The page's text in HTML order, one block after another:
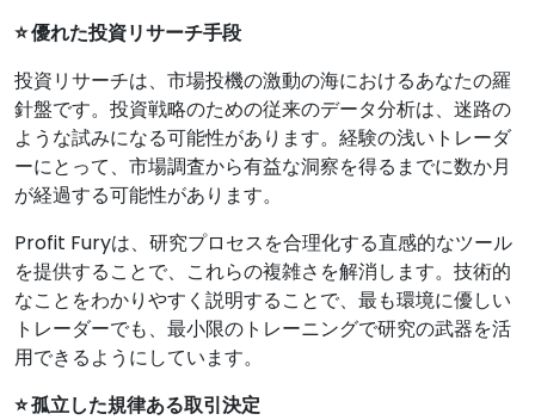
⭐ 優れた投資リサーチ手段
投資リサーチは、市場投機の激動の海におけるあなたの羅
針盤です。投資戦略のための従来のデータ分析は、迷路の
ような試みになる可能性があります。経験の浅いトレーダ
ーにとって、市場調査から有益な洞察を得るまでに数か月
が経過する可能性があります。
Profit Furyは、研究プロセスを合理化する直感的なツール
を提供することで、これらの複雑さを解消します。技術的
なことをわかりやすく説明することで、最も環境に優しい
トレーダーでも、最小限のトレーニングで研究の武器を活
用できるようにしています。
⭐ 孤立した規律ある取引決定